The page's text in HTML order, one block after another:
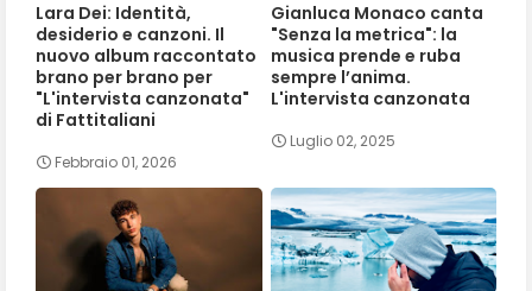
Lara Dei: Identità,
desiderio e canzoni. Il
nuovo album raccontato
brano per brano per
"L'intervista canzonata"
di Fattitaliani
Febbraio 01, 2026
Gianluca Monaco canta
"Senza la metrica": la
musica prende e ruba
sempre l’anima.
L'intervista canzonata
Luglio 02, 2025